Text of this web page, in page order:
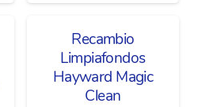
Recambio
Limpiafondos
Hayward Magic
Clean